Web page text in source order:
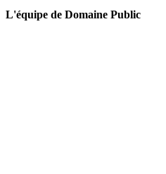
L'équipe de Domaine Public